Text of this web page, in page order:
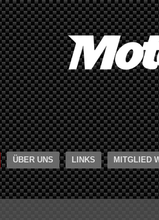
ÜBER UNS LINKS MITGLIED